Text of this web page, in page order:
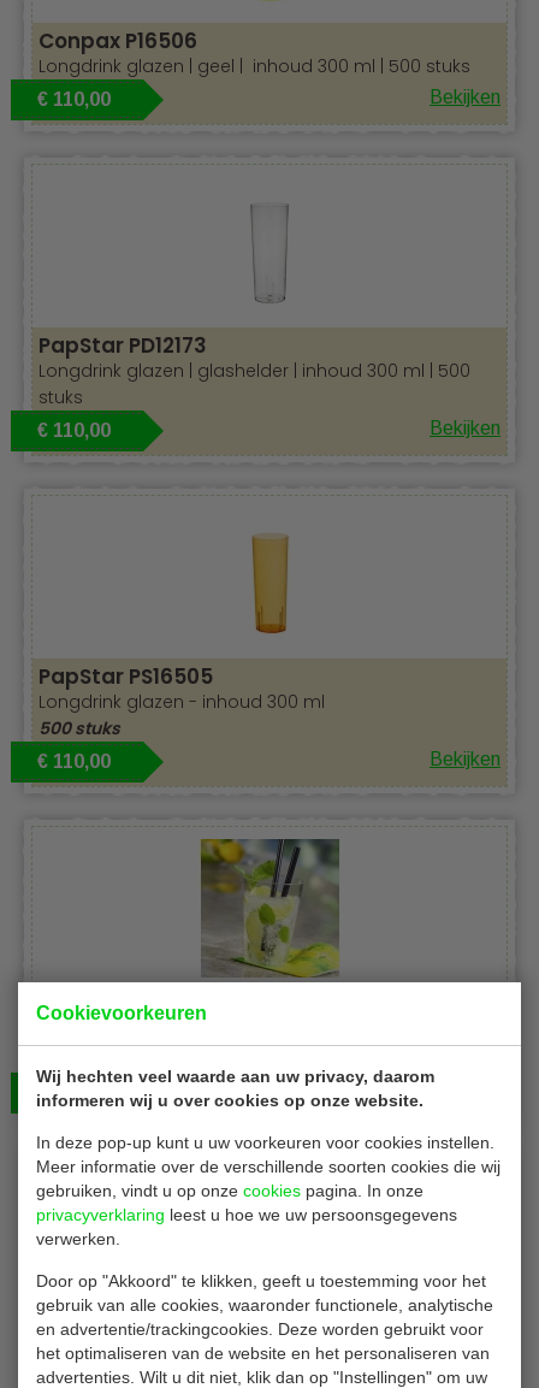
Cookievoorkeuren
Wij hechten veel waarde aan uw privacy, daarom
informeren wij u over cookies op onze website.
In deze pop-up kunt u uw voorkeuren voor cookies instellen.
Meer informatie over de verschillende soorten cookies die wij
gebruiken, vindt u op onze cookies pagina. In onze
privacyverklaring leest u hoe we uw persoonsgegevens
verwerken.
Door op "Akkoord" te klikken, geeft u toestemming voor het
gebruik van alle cookies, waaronder functionele, analytische
en advertentie/trackingcookies. Deze worden gebruikt voor
het optimaliseren van de website en het personaliseren van
advertenties. Wilt u dit niet, klik dan op "Instellingen" om uw
Conpax P16506
Longdrink glazen | geel | inhoud 300 ml | 500 stuks
€ 110,00 Bekijken
PapStar PD12173
Longdrink glazen | glashelder | inhoud 300 ml | 500
stuks
€ 110,00 Bekijken
PapStar PS16505
Longdrink glazen - inhoud 300 ml
500 stuks
€ 110,00 Bekijken
PapStar PS82555
€ 110,00
PapStar PS16507
Cocktail glazen - inhoud 300 ml